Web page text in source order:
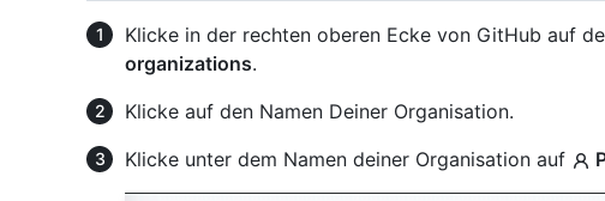
Klicke in der rechten oberen Ecke von GitHub auf
organizations.
Klicke auf den Namen Deiner Organisation.
Klicke unter dem Namen deiner Organisation auf